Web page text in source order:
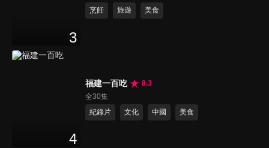
3
烹飪
旅遊 美食
4
福建一百吃
8.3
全30集
紀錄片
文化 中國 美食